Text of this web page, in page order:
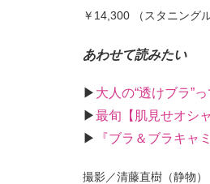
￥14,300 （スタニング
あわせて読みたい
▶︎ 大人の“透けブラ”
▶︎最旬【肌見せオシ
▶︎
『ブラ＆ブラキャ
撮影／清藤直樹（静物